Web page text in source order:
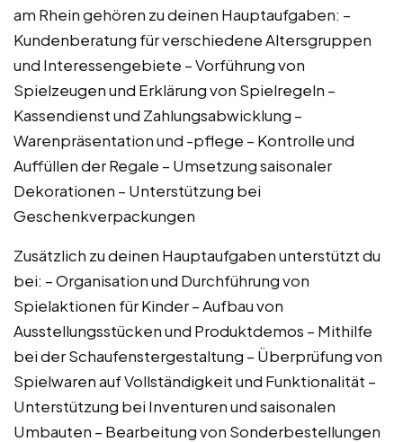
am Rhein gehören zu deinen Hauptaufgaben: –
Kundenberatung für verschiedene Altersgruppen
und Interessengebiete – Vorführung von
Spielzeugen und Erklärung von Spielregeln –
Kassendienst und Zahlungsabwicklung –
Warenpräsentation und -pflege – Kontrolle und
Auffüllen der Regale – Umsetzung saisonaler
Dekorationen – Unterstützung bei
Geschenkverpackungen
Zusätzlich zu deinen Hauptaufgaben unterstützt du
bei: – Organisation und Durchführung von
Spielaktionen für Kinder – Aufbau von
Ausstellungsstücken und Produktdemos – Mithilfe
bei der Schaufenstergestaltung – Überprüfung von
Spielwaren auf Vollständigkeit und Funktionalität –
Unterstützung bei Inventuren und saisonalen
Umbauten – Bearbeitung von Sonderbestellungen